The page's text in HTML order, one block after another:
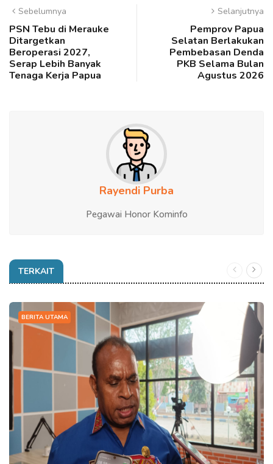
Sebelumnya
PSN Tebu di Merauke
Ditargetkan
Beroperasi 2027,
Serap Lebih Banyak
Tenaga Kerja Papua
Selanjutnya
Pemprov Papua
Selatan Berlakukan
Pembebasan Denda
PKB Selama Bulan
Agustus 2026
Rayendi Purba
Pegawai Honor Kominfo
TERKAIT
BERITA UTAMA